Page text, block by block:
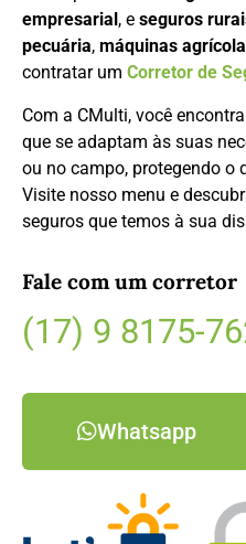
empresarial , e seguros
pecuária, máquinas
contratar um Corretor de
Com a CMulti, você
que se adaptam às suas
ou no campo, protegendo o
Visite nosso menu e
seguros que temos à sua
Fale com um corretor
(17) 9 8175-
Whatsapp